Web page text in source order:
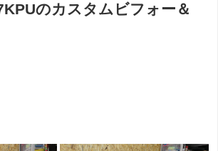
のカスタムビフォー＆